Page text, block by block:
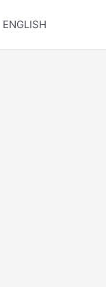
ENGLISH